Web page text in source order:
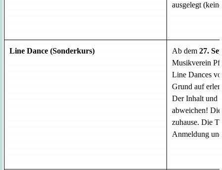
ausgelegt
Line Dance (Sonderkurs) Ab dem 27.
Musikverein
Line Dances
Grund auf
Der Inhalt und
abweichen!
zuhause. Die
Anmeldung